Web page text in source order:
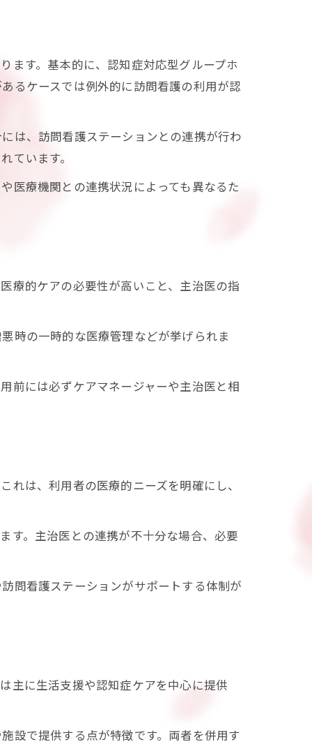
ます。基本的に、認知症対応型グループホ
るケースでは例外的に訪問看護の利用が認
は、訪問看護ステーションとの連携が行わ
ています。
医療機関との連携状況によっても異なるた
療的ケアの必要性が高いこと、主治医の指
時の一時的な医療管理などが挙げられま
前には必ずケアマネージャーや主治医と相
は、利用者の医療的ニーズを明確にし、
す。主治医との連携が不十分な場合、必要
問看護ステーションがサポートする体制が
主に生活支援や認知症ケアを中心に提供
設で提供する点が特徴です。両者を併用す